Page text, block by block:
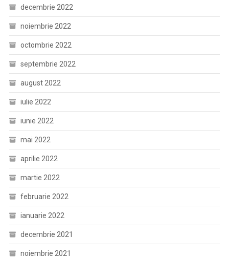
decembrie 2022
noiembrie 2022
octombrie 2022
septembrie 2022
august 2022
iulie 2022
iunie 2022
mai 2022
aprilie 2022
martie 2022
februarie 2022
ianuarie 2022
decembrie 2021
noiembrie 2021